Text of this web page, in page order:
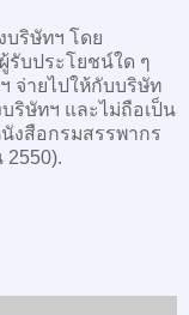
บริษัทฯ โดย
รับประโยชน์ใด ๆ
จ่ายไปให้กับบริษัท
ริษัทฯ และไม่ถือเป็น
งสือกรมสรรพากร
2550).